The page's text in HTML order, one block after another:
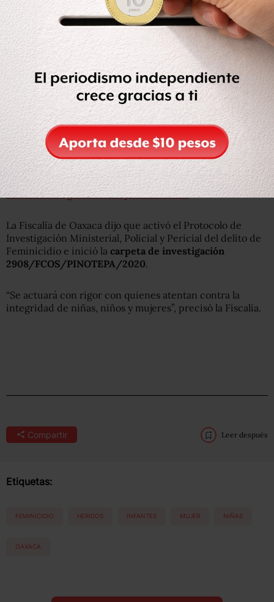
Lee más:Fiscalía de Oaxaca catea casa de exdiputado
señalado de agresión a mujer saxofonista
La Fiscalía de Oaxaca dijo que activó el Protocolo de
Investigación Ministerial, Policial y Pericial del delito de
Feminicidio e inició la carpeta de investigación
2908/FCOS/PINOTEPA/2020.
“Se actuará con rigor con quienes atentan contra la
integridad de niñas, niños y mujeres”, precisó la Fiscalía.
Compartir Leer después
Etiquetas:
FEMINICIDIO HERIDOS INFANTES MUJER NIÑAS
OAXACA